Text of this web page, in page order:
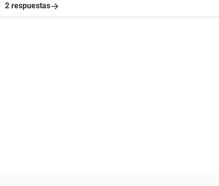
2 respuestas